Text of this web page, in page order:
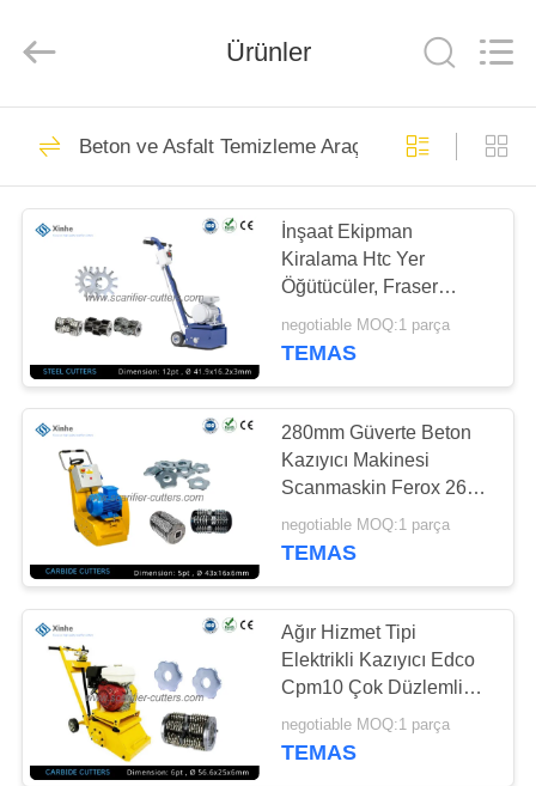
EVDE
ÜRÜN
VIDEOLAR
HAKKIMIZDA
FABRIKA
TURU
KALITE
KONTROLÜ
BIZIMLE
İLETIŞIM
Ltd..
Kazıyıcı Kesiciler
151
Çakmak Çubuk
27
Sakariler Çubuklar
& Aralıklayıcılar
Ürünler
Beton ve Asfalt Temizleme Araçları
İnşaat Ekipman
Kiralama Htc Yer
Öğütücüler, Fraser
Machine Tss - Ms8
negotiable MOQ:1 parça
TEMAS
280mm Güverte Beton
Kazıyıcı Makinesi
Scanmaskin Ferox 260
Frezerovalnye Mashi
negotiable MOQ:1 parça
TEMAS
Ağır Hizmet Tipi
Elektrikli Kazıyıcı Edco
Cpm10 Çok Düzlemli
Zemin Freze Makineleri
negotiable MOQ:1 parça
TEMAS